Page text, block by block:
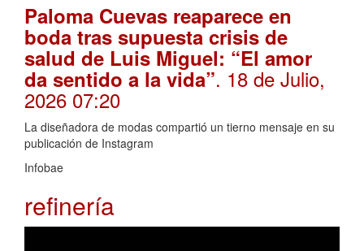
Paloma Cuevas reaparece en
boda tras supuesta crisis de
salud de Luis Miguel: “El amor
da sentido a la vida”. 18 de Julio,
2026 07:20
La diseñadora de modas compartió un tierno mensaje en su
publicación de Instagram
Infobae
refinería